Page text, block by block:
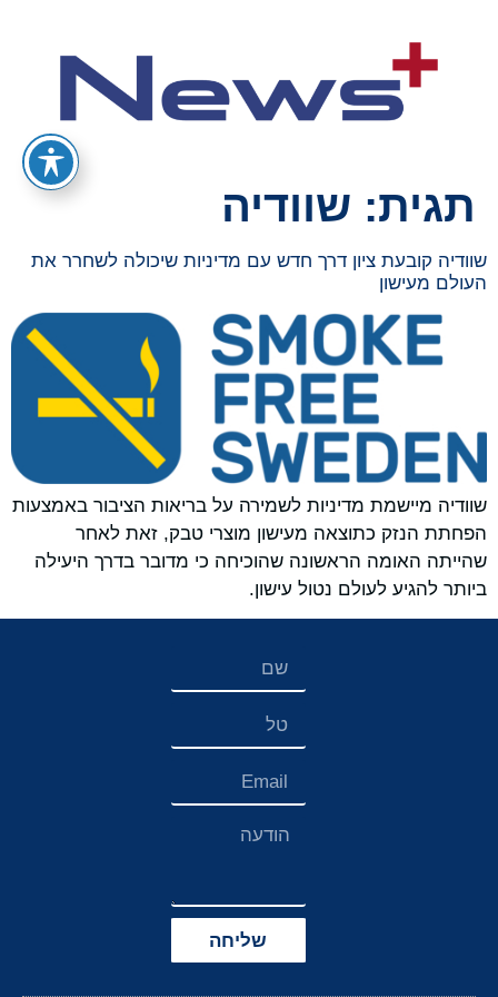
תגית: שוודיה
שוודיה קובעת ציון דרך חדש עם מדיניות שיכולה לשחרר את
העולם מעישון
שוודיה מיישמת מדיניות לשמירה על בריאות הציבור באמצעות
הפחתת הנזק כתוצאה מעישון מוצרי טבק, זאת לאחר
שהייתה האומה הראשונה שהוכיחה כי מדובר בדרך היעילה
ביותר להגיע לעולם נטול עישון.
שליחה